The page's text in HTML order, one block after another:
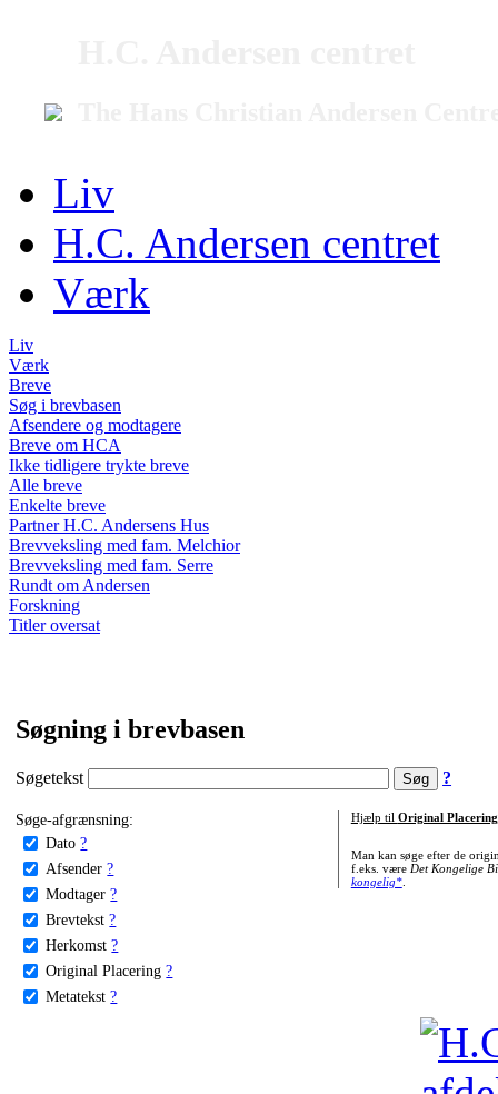
Liv
H.C. Andersen centret
Værk
Liv
Værk
Breve
Søg i brevbasen
Afsendere og modtagere
Breve om HCA
Ikke tidligere trykte breve
Alle breve
Enkelte breve
Partner H.C. Andersens Hus
Brevveksling med fam. Melchior
Brevveksling med fam. Serre
Rundt om Andersen
Forskning
Titler oversat
Søgning i brevbasen
Søgetekst ?
Søge-afgrænsning:
Dato ?
Afsender ?
Modtager ?
Brevtekst ?
Herkomst ?
Original Placering ?
Metatekst ?
Hjælp til Original Placering
Man kan søge efter de
f.eks. være Det Kongelige
kongelig*.